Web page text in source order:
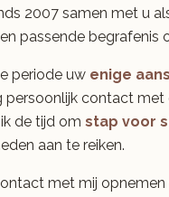
2007 samen met u
passende begrafenis
periode uw enige
persoonlijk contact met
de tijd om stap voor
aan te reiken.
met mij opnemen